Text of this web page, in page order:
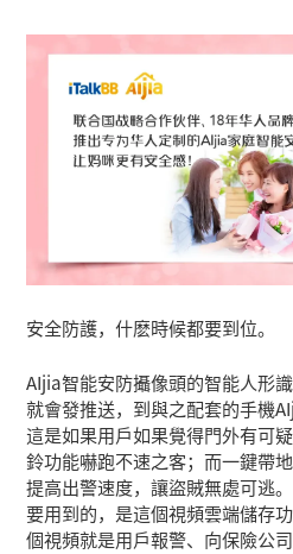
安全防護，什麽時候都要到位。
AIjia智能安防攝像頭的智能人形
就會發推送，到與之配套的手機
這是如果用戶如果覺得門外有可
鈴功能嚇跑不速之客；而一鍵帶
提高出警速度，讓盜賊無處可逃
要用到的，是這個視頻雲端儲存
個視頻就是用戶報警、向保險公司